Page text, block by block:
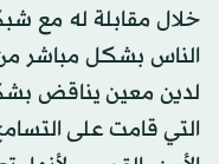
خلال مقابلة له مع
الناس بشكل مباشر
لدين معين يناقض
التي قامت على